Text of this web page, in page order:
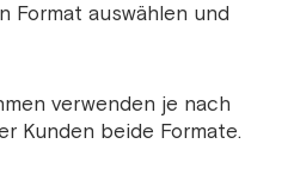
Format auswählen und
verwenden je nach
Kunden beide Formate.